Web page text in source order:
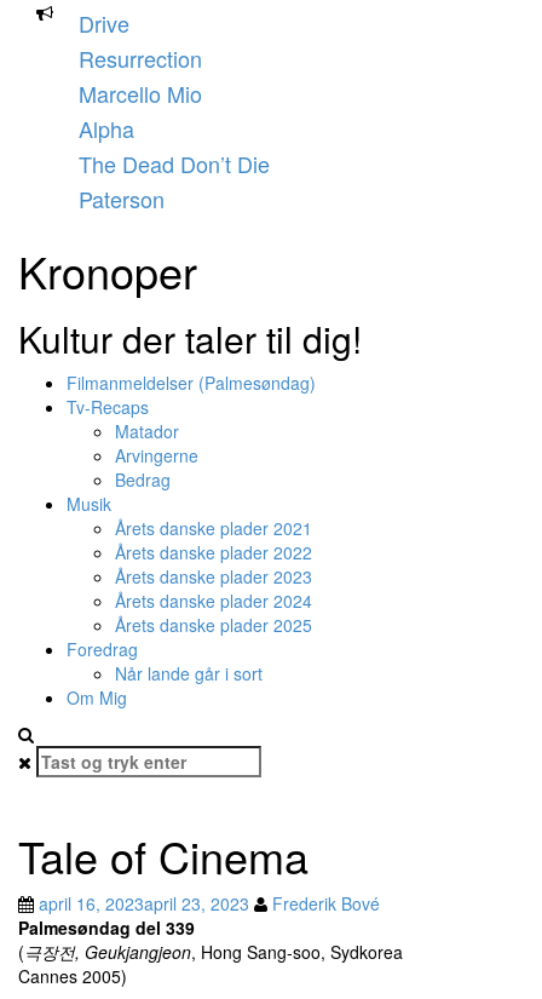
Videre
Drive
Resurrection
Marcello Mio
Alpha
The Dead Don’t Die
Paterson
Kronoper
Kultur der taler til dig!
Filmanmeldelser (Palmesøndag)
Tv-Recaps
Matador
Arvingerne
Bedrag
Musik
Årets danske plader 2021
Årets danske plader 2022
Årets danske plader 2023
Årets danske plader 2024
Årets danske plader 2025
Foredrag
Når lande går i sort
Om Mig
Søg
efter:
Tale of Cinema
april 16, 2023april 23, 2023
Frederik Bové
Palmesøndag del 339
(극장전, Geukjangjeon, Hong Sang-soo, Sydkorea
Cannes 2005)